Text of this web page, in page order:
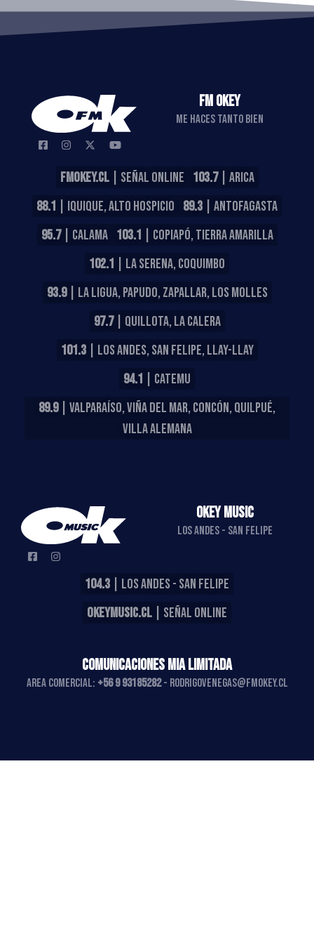
FM OKEY
ME HACES TANTO BIEN
FMOKEY.CL| SEÑAL ONLINE 103.7| ARICA
88.1 | IQUIQUE, ALTO HOSPICIO 89.3 | ANTOFAGASTA
95.7| CALAMA 103.1 | COPIAPÓ, TIERRA AMARILLA
102.1 | LA SERENA, COQUIMBO
93.9| LA LIGUA, PAPUDO, ZAPALLAR, LOS MOLLES
97.7| QUILLOTA, LA CALERA
101.3| LOS ANDES, SAN FELIPE, LLAY-LLAY
94.1 | CATEMU
89.9| VALPARAÍSO, VIÑA DEL MAR, CONCÓN, QUILPUÉ,
VILLA ALEMANA
OKEY MUSIC
LOS ANDES - SAN FELIPE
104.3 | LOS ANDES - SAN FELIPE
OKEYMUSIC.CL | SEÑAL ONLINE
COMUNICACIONES MIA LIMITADA
AREA COMERCIAL: +56 9 93185282- rodrigovenegas@fmokey.cl